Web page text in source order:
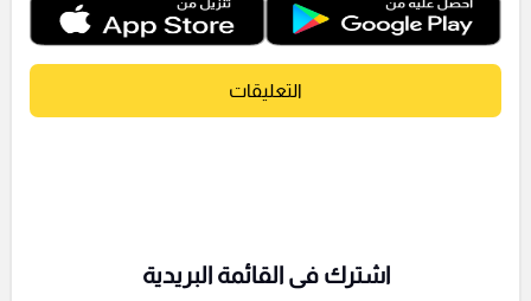
التعليقات
اشترك فى القائمة البريدية